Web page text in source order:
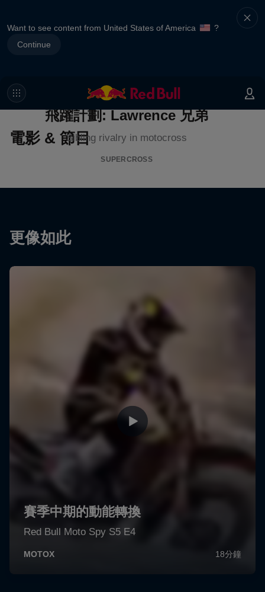
Want to see content from United States of America
?
Continue
電影 & 節目
飛躍計劃: Lawrence 兄弟
Sibling rivalry in motocross
SUPERCROSS
更像如此